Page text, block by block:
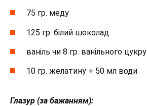
75 гр. меду
125 гр. білий шоколад
ваніль чи 8 гр. ванільного цукру
10 гр. желатину + 50 мл води
Глазур (за бажанням):